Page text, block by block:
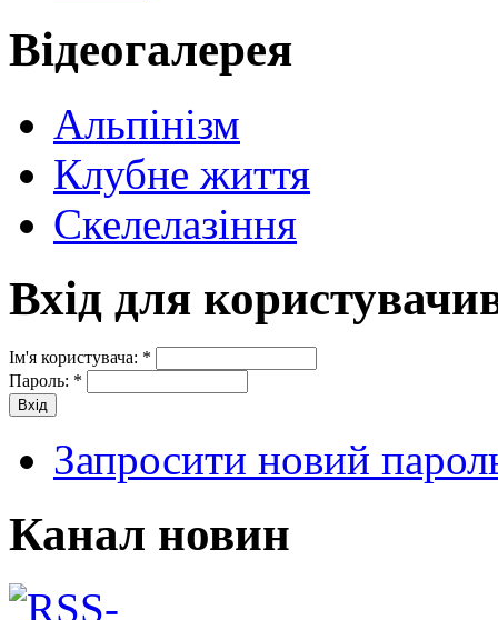
Відеогалерея
Альпінізм
Клубне життя
Скелелазіння
Вхід для
Ім'я користувача: *
Пароль: *
Запросити новий
Канал новин